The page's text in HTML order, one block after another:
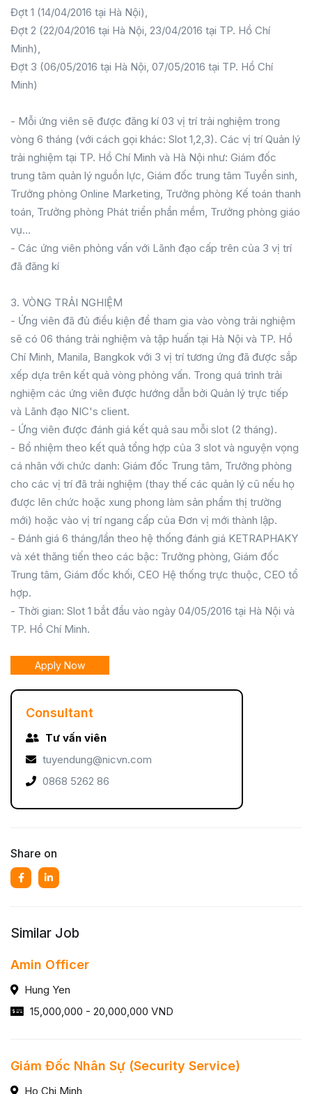
Đợt 1 (14/04/2016 tại Hà Nội),
Đợt 2 (22/04/2016 tại Hà Nội, 23/04/2016 tại TP. Hồ Chí
Minh),
Đợt 3 (06/05/2016 tại Hà Nội, 07/05/2016 tại TP. Hồ Chí
Minh)
- Mỗi ứng viên sẽ được đăng kí 03 vị trí trải nghiệm trong
vòng 6 tháng (với cách gọi khác: Slot 1,2,3). Các vị trí Quản lý
trải nghiệm tại TP. Hồ Chí Minh và Hà Nội như: Giám đốc
trung tâm quản lý nguồn lực, Giám đốc trung tâm Tuyển sinh,
Trưởng phòng Online Marketing, Trưởng phòng Kế toán thanh
toán, Trưởng phòng Phát triển phần mềm, Trưởng phòng giáo
vụ…
- Các ứng viên phỏng vấn với Lãnh đạo cấp trên của 3 vị trí
đã đăng kí
3. VÒNG TRẢI NGHIỆM
- Ứng viên đã đủ điều kiện để tham gia vào vòng trải nghiệm
sẽ có 06 tháng trải nghiệm và tập huấn tại Hà Nội và TP. Hồ
Chí Minh, Manila, Bangkok với 3 vị trí tương ứng đã được sắp
xếp dựa trên kết quả vòng phỏng vấn. Trong quá trình trải
nghiệm các ứng viên được hướng dẫn bởi Quản lý trực tiếp
và Lãnh đạo NIC's client.
- Ứng viên được đánh giá kết quả sau mỗi slot (2 tháng).
- Bổ nhiệm theo kết quả tổng hợp của 3 slot và nguyện vọng
cá nhân với chức danh: Giám đốc Trung tâm, Trưởng phòng
cho các vị trí đã trải nghiệm (thay thế các quản lý cũ nếu họ
được lên chức hoặc xung phong làm sản phẩm thị trường
mới) hoặc vào vị trí ngang cấp của Đơn vị mới thành lập.
- Đánh giá 6 tháng/lần theo hệ thống đánh giá KETRAPHAKY
và xét thăng tiến theo các bậc: Trưởng phòng, Giám đốc
Trung tâm, Giám đốc khối, CEO Hệ thống trực thuộc, CEO tổ
hợp.
- Thời gian: Slot 1 bắt đầu vào ngày 04/05/2016 tại Hà Nội và
TP. Hồ Chí Minh.
Apply Now
Consultant
Tư vấn viên
tuyendung@nicvn.com
0868 5262 86
Share on
Similar Job
Amin Officer
Hung Yen
15,000,000 - 20,000,000 VND
Giám Đốc Nhân Sự (Security Service)
Ho Chi Minh